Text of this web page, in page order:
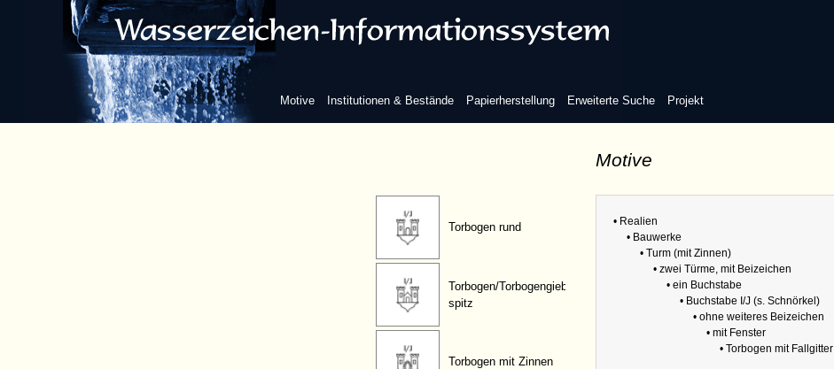
Motive Institutionen & Bestände Papierherstellung Erweiterte Suche Projekt
Motive
ohne weiteres Beizeichen
ohne Fenster
Torbogen rund
Torbogen/Torbogengiebel
spitz
Torbogen mit Zinnen
• Realien
• Bauwerke
• Turm (mit Zinnen)
• zwei Türme, mit Beizeichen
• ein Buchstabe
• Buchstabe I/J (s. Schnörkel)
• ohne weiteres Beizeichen
• mit Fenster
• Torbogen mit Fallgitter